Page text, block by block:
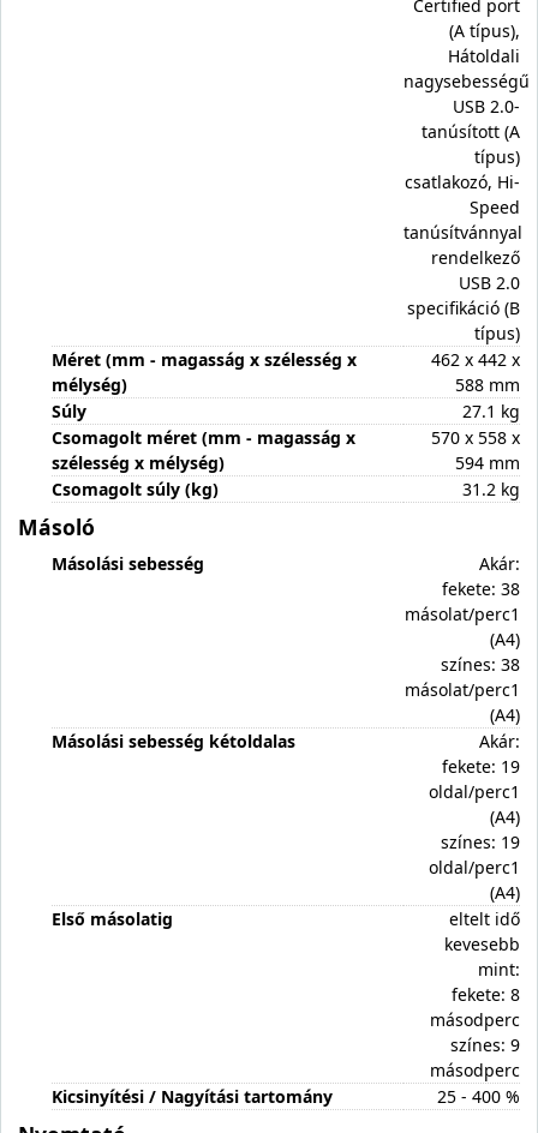
Certified port
(A típus),
Hátoldali
nagysebességű
USB 2.0-
tanúsított (A
típus)
csatlakozó, Hi-
Speed
tanúsítvánnyal
rendelkező
USB 2.0
specifikáció (B
típus)
Méret (mm - magasság x szélesség x
mélység)
462 x 442 x
588 mm
Súly
27.1 kg
Csomagolt méret (mm - magasság x
szélesség x mélység)
570 x 558 x
594 mm
Csomagolt súly (kg)
31.2 kg
Másoló
Másolási sebesség
Akár:
fekete: 38
másolat/perc1
(A4)
színes: 38
másolat/perc1
(A4)
Másolási sebesség kétoldalas
Akár:
fekete: 19
oldal/perc1
(A4)
színes: 19
oldal/perc1
(A4)
Első másolatig
eltelt idő
kevesebb
mint:
fekete: 8
másodperc
színes: 9
másodperc
Kicsinyítési / Nagyítási tartomány
25 - 400 %